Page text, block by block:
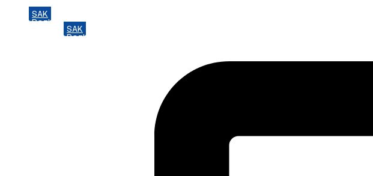
PreskočiťSAK
Rozhodcovský súd SAK
Nadácia
SAK
Rozhodcovský súd SAK